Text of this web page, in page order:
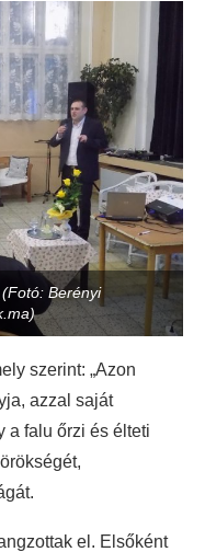
Berényi
szerint: „Azon
azzal saját
a falu őrzi és élteti
el. Elsőként